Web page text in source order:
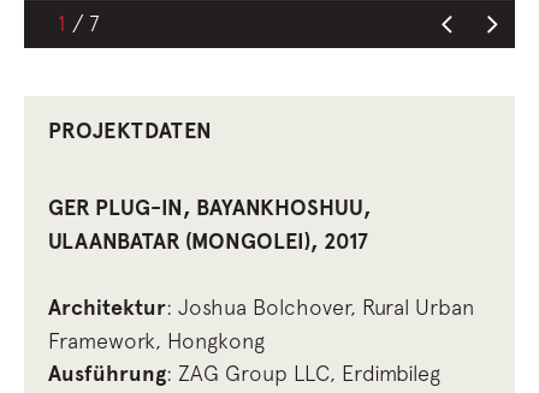
1
PROJEKTDATEN
GER PLUG-IN, BAYANKHOSHUU,
ULAANBATAR (MONGOLEI), 2017
Architektur: Joshua Bolchover, Rural Urban
Framework, Hongkong
Ausführung: ZAG Group LLC, Erdimbileg